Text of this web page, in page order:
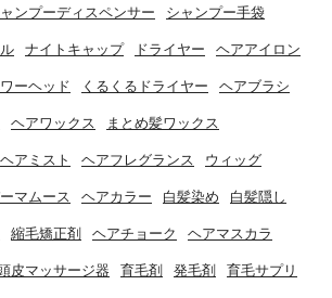
ンプーディスペンサー シャンプー手袋
ナイトキャップ ドライヤー ヘアアイロン
ーヘッド くるくるドライヤー ヘアブラシ
ヘアワックス まとめ髪ワックス
ヘアミスト ヘアフレグランス ウィッグ
マムース ヘアカラー 白髪染め 白髪隠し
縮毛矯正剤 ヘアチョーク ヘアマスカラ
皮マッサージ器 育毛剤 発毛剤 育毛サプリ